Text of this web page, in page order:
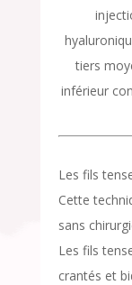
tiers
inférieur
Les fils
Cette
sans
Les fils
crantés et